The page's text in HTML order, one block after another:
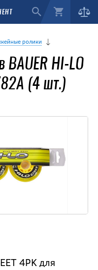
ролики
BAUER HI-LO
(4 шт.)
4PK для